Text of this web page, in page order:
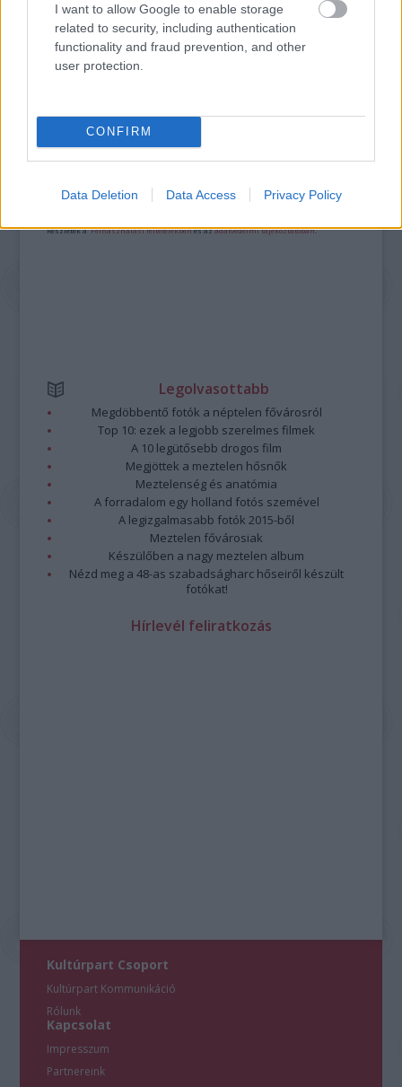
I want to allow Google to enable storage
related to security, including authentication
functionality and fraud prevention, and other
user protection.
CONFIRM
Data Deletion Data Access Privacy Policy
KELEMEN BARNABÁS: A FESZTIVÁL AKADÉMIA
BUDAPEST JUBILEUMI 10. ÉVADA
A bejegyzés trackback címe:
https://kulturpart.hu/api/trackback/id/7856444
minősülnek, értük aszolgáltatás technikaiüzemeltetője semmilyen felelősséget
Részletek aFelhasználási feltételekbenés azadatvédelmi tájékoztatóban.
Legolvasottabb
Megdöbbentő fotók a néptelen fővárosról
Top 10: ezek a legjobb szerelmes filmek
A 10 legütősebb drogos film
Megjöttek a meztelen hősnők
Meztelenség és anatómia
A forradalom egy holland fotós szemével
A legizgalmasabb fotók 2015-ből
Meztelen fővárosiak
Készülőben a nagy meztelen album
Nézd meg a 48-as szabadságharc hőseiről készült
fotókat!
Hírlevél feliratkozás
Kultúrpart Csoport
Kultúrpart Kommunikáció
Rólunk
Kapcsolat
Impresszum
Partnereink